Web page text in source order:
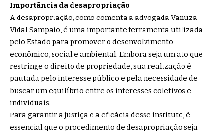
Importância da desapropriação
A desapropriação, como comenta a advogada Vanuza
Vidal Sampaio, é uma importante ferramenta utilizada
pelo Estado para promover o desenvolvimento
econômico, social e ambiental. Embora seja um ato que
restringe o direito de propriedade, sua realização é
pautada pelo interesse público e pela necessidade de
buscar um equilíbrio entre os interesses coletivos e
individuais.
Para garantir a justiça e a eficácia desse instituto, é
essencial que o procedimento de desapropriação seja